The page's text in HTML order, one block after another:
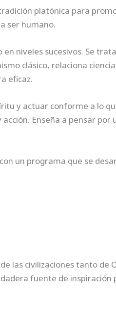
platónica para
ser humano.
niveles sucesivos. Se
clásico, relaciona
eficaz.
y actuar conforme a lo
Enseña a pensar por
un programa que se
las civilizaciones tanto de
fuente de